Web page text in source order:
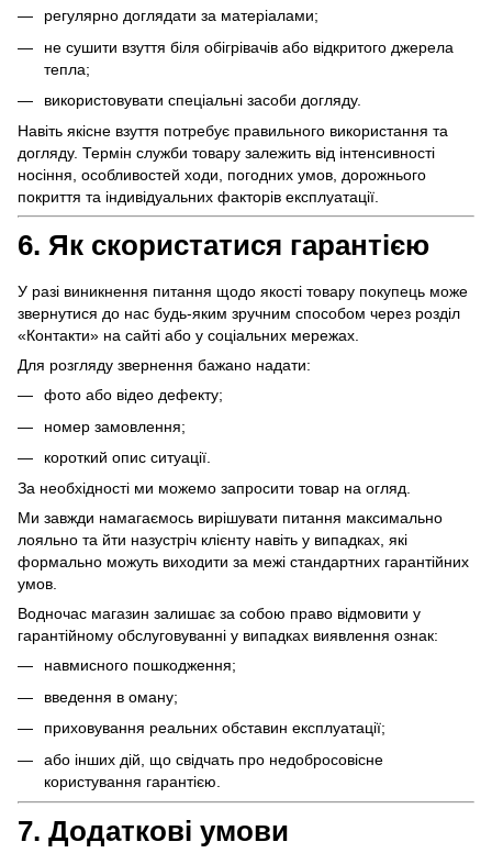
регулярно доглядати за матеріалами;
не сушити взуття біля обігрівачів або відкритого джерела
тепла;
використовувати спеціальні засоби догляду.
Навіть якісне взуття потребує правильного використання та
догляду. Термін служби товару залежить від інтенсивності
носіння, особливостей ходи, погодних умов, дорожнього
покриття та індивідуальних факторів експлуатації.
6. Як скористатися гарантією
У разі виникнення питання щодо якості товару покупець може
звернутися до нас будь-яким зручним способом через розділ
«Контакти» на сайті або у соціальних мережах.
Для розгляду звернення бажано надати:
фото або відео дефекту;
номер замовлення;
короткий опис ситуації.
За необхідності ми можемо запросити товар на огляд.
Ми завжди намагаємось вирішувати питання максимально
лояльно та йти назустріч клієнту навіть у випадках, які
формально можуть виходити за межі стандартних гарантійних
умов.
Водночас магазин залишає за собою право відмовити у
гарантійному обслуговуванні у випадках виявлення ознак:
навмисного пошкодження;
введення в оману;
приховування реальних обставин експлуатації;
або інших дій, що свідчать про недобросовісне
користування гарантією.
7. Додаткові умови